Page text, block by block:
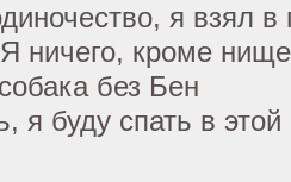
я взял в
ничего, кроме
без Бен
я буду спать в этой